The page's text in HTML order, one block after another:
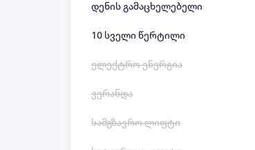
დენის გამაცხელებელი
10 სველი წერტილი
ელექტრო ენერგია
ვერანდა
სამგზავრო ლიფტი